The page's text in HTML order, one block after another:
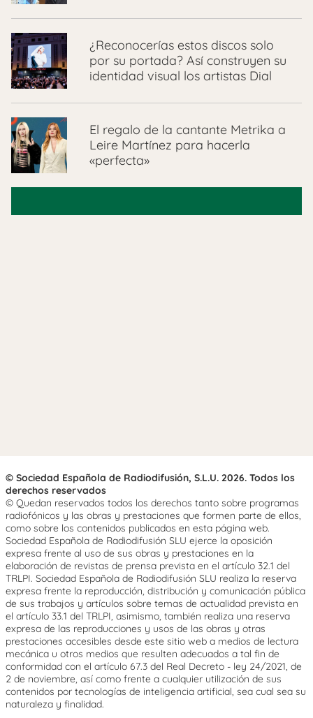
¿Reconocerías estos discos solo
por su portada? Así construyen su
identidad visual los artistas Dial
El regalo de la cantante Metrika a
Leire Martínez para hacerla
«perfecta»
© Sociedad Española de Radiodifusión, S.L.U. 2026. Todos los
derechos reservados
© Quedan reservados todos los derechos tanto sobre programas
radiofónicos y las obras y prestaciones que formen parte de ellos,
como sobre los contenidos publicados en esta página web.
Sociedad Española de Radiodifusión SLU ejerce la oposición
expresa frente al uso de sus obras y prestaciones en la
elaboración de revistas de prensa prevista en el artículo 32.1 del
TRLPI. Sociedad Española de Radiodifusión SLU realiza la reserva
expresa frente la reproducción, distribución y comunicación pública
de sus trabajos y artículos sobre temas de actualidad prevista en
el artículo 33.1 del TRLPI, asimismo, también realiza una reserva
expresa de las reproducciones y usos de las obras y otras
prestaciones accesibles desde este sitio web a medios de lectura
mecánica u otros medios que resulten adecuados a tal fin de
conformidad con el artículo 67.3 del Real Decreto - ley 24/2021, de
2 de noviembre, así como frente a cualquier utilización de sus
contenidos por tecnologías de inteligencia artificial, sea cual sea su
naturaleza y finalidad.